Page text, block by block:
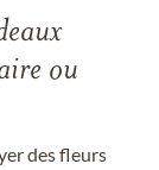
ou
des fleurs